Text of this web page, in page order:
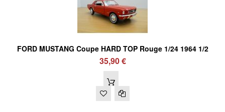
FORD MUSTANG Coupe HARD TOP Rouge 1/24 1964 1/2
35,90 €